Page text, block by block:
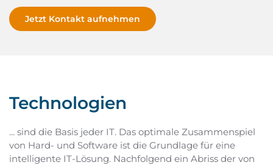
Jetzt Kontakt aufnehmen
Technologien
... sind die Basis jeder IT. Das optimale Zusammenspiel
von Hard- und Software ist die Grundlage für eine
intelligente IT-Lösung. Nachfolgend ein Abriss der von